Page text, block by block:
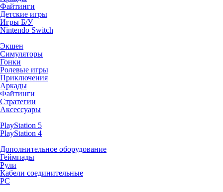
Файтинги
Детские игры
Игры Б/У
Nintendo Switch
Экшен
Симуляторы
Гонки
Ролевые игры
Приключения
Аркады
Файтинги
Стратегии
Аксессуары
PlayStation 5
PlayStation 4
Дополнительное оборудование
Геймпады
Рули
Кабели соединительные
PC